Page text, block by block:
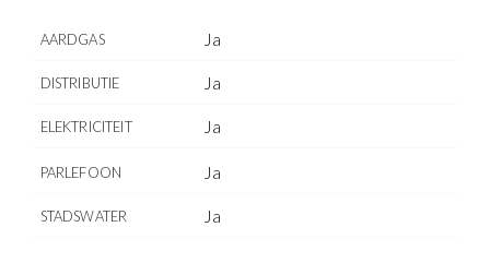
AARDGAS Ja
DISTRIBUTIE Ja
ELEKTRICITEIT Ja
PARLEFOON Ja
STADSWATER Ja